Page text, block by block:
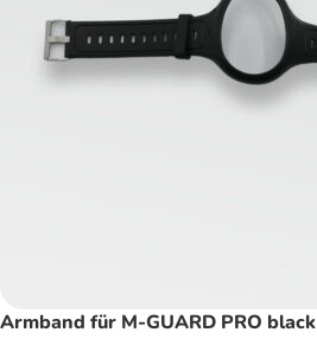
Armband für M-GUARD PRO black